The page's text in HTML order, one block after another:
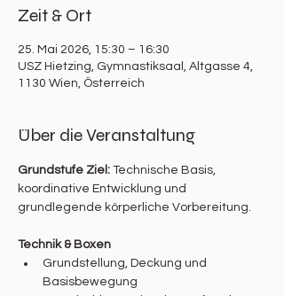
Zeit & Ort
25. Mai 2026, 15:30 – 16:30
USZ Hietzing, Gymnastiksaal, Altgasse 4,
1130 Wien, Österreich
Über die Veranstaltung
Grundstufe Ziel: Technische Basis,
koordinative Entwicklung und
grundlegende körperliche Vorbereitung.
Technik & Boxen
Grundstellung, Deckung und
Basisbewegung